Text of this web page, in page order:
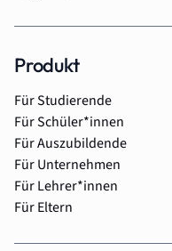
Produkt
Für Studierende
Für Schüler*innen
Für Auszubildende
Für Unternehmen
Für Lehrer*innen
Für Eltern